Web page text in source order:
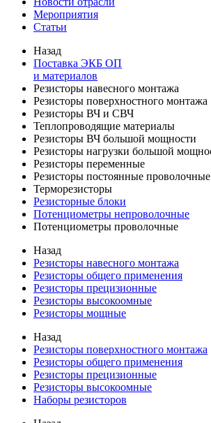
Мероприятия
Статьи
Назад
Поставка ЭКБ ОП
и материалов
Резисторы навесного монтажа
Резисторы поверхностного монтажа
Резисторы ВЧ и СВЧ
Теплопроводящие материалы
Резисторы ВЧ большой мощности
Резисторы нагрузки большой
Резисторы переменные
Резисторы постоянные проволочные
Терморезисторы
Резисторные блоки
Потенциометры непроволочные
Потенциометры проволочные
Назад
Резисторы навесного монтажа
Резисторы общего применения
Резисторы прецизионные
Резисторы высокоомные
Резисторы мощные
Назад
Резисторы поверхностного монтажа
Резисторы общего применения
Резисторы прецизионные
Резисторы высокоомные
Наборы резисторов